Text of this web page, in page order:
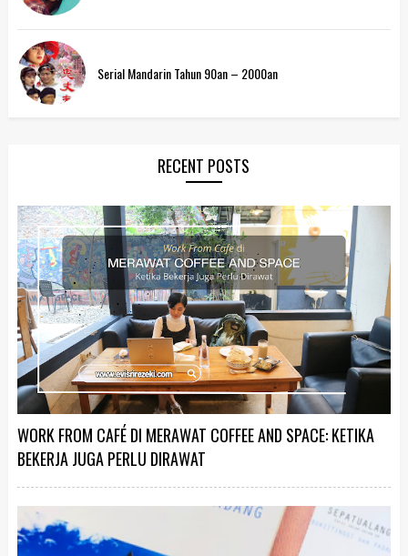
Serial Mandarin Tahun 90an – 2000an
RECENT POSTS
WORK FROM CAFÉ DI MERAWAT COFFEE AND SPACE: KETIKA
BEKERJA JUGA PERLU DIRAWAT